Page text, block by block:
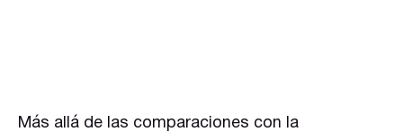
Más allá de las comparaciones con la